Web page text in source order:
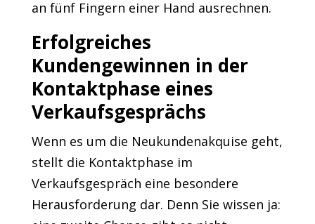
an fünf Fingern einer Hand ausrechnen.
Erfolgreiches
Kundengewinnen in der
Kontaktphase eines
Verkaufsgesprächs
Wenn es um die Neukundenakquise geht,
stellt die Kontaktphase im
Verkaufsgespräch eine besondere
Herausforderung dar. Denn Sie wissen ja: